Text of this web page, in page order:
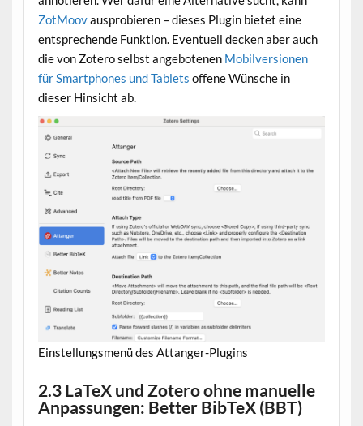
ZotMoovausprobieren – dieses Plugin bietet eine
entsprechende Funktion. Eventuell decken aber auch
die von Zotero selbst angebotenen Mobilversionen
für Smartphones und Tablets offene Wünsche in
dieser Hinsicht ab.
Einstellungsmenü des Attanger-Plugins
2.3 LaTeX und Zotero ohne manuelle
Anpassungen: Better BibTeX (BBT)